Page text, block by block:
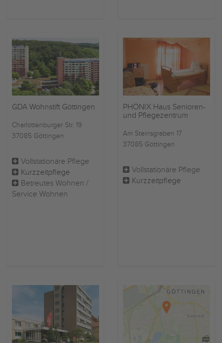
GDA Wohnstift Göttingen
Charlottenburger Str. 19
37085 Göttingen
Vollstationäre Pflege
Kurzzeitpflege
Betreutes Wohnen /
Service Wohnen
PHÖNIX Haus Senioren-
und Pflegezentrum
Am Steinsgraben 17
37085 Göttingen
Vollstationäre Pflege
Kurzzeitpflege